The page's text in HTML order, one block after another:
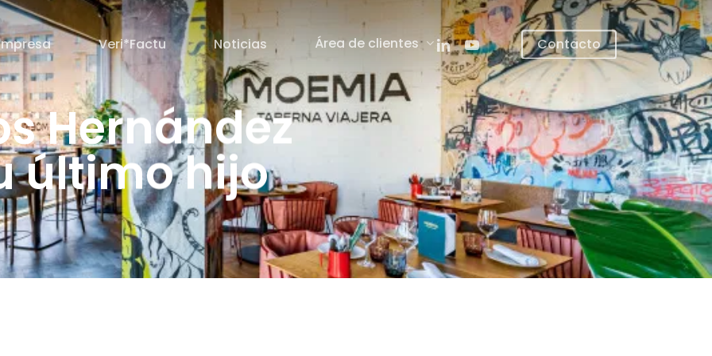
Veri*Factu Noticias Área de clientes linkedinyoutube Contacto
Hernández
último hijo